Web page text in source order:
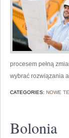
procesem pełną
wybrać rozwiązania
CATEGORIES: NOWE
Bolonia